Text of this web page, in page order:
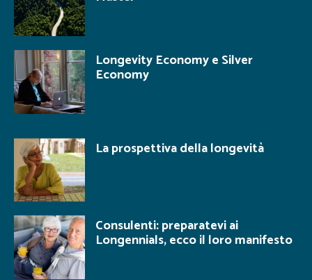
Longevity Economy e Silver
Economy
La prospettiva della longevità
Consulenti: preparatevi ai
Longennials, ecco il loro manifesto